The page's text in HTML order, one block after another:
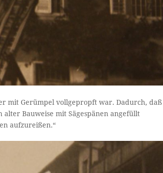
mit Gerümpel vollgepropft war. Dadurch, daß
alter Bauweise mit Sägespänen angefüllt
aufzureißen.“